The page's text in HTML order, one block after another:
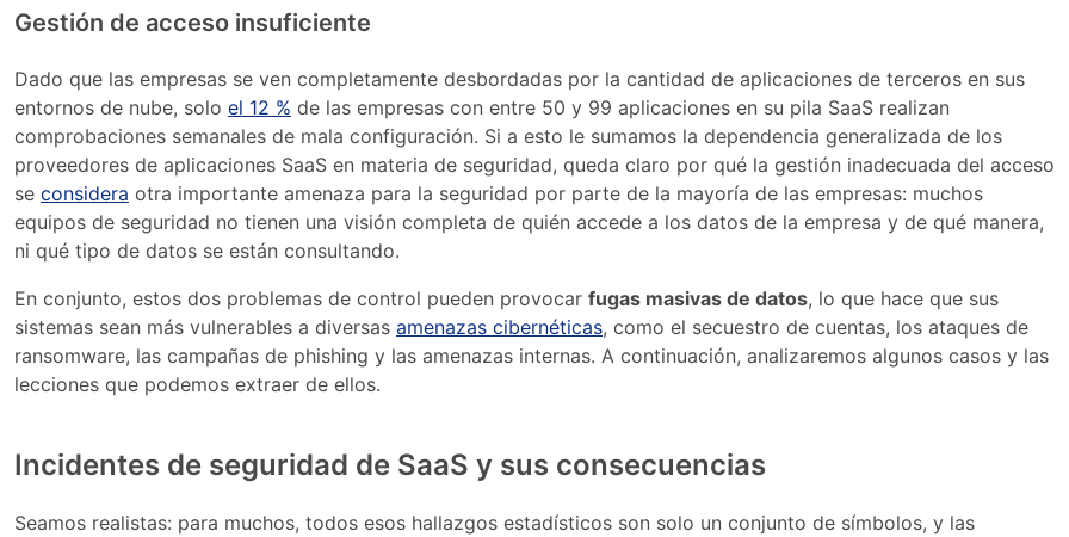
Gestión de acceso insuficiente
Dado que las empresas se ven completamente desbordadas por la cantidad de aplicaciones de terceros en sus
entornos de nube, soloel 12 % de las empresas con entre 50 y 99 aplicaciones en su pila SaaS realizan
comprobaciones semanales de mala configuración. Si a esto le sumamos la dependencia generalizada de los
proveedores de aplicaciones SaaS en materia de seguridad, queda claro por qué la gestión inadecuada del acceso
seconsidera otra importante amenaza para la seguridad por parte de la mayoría de las empresas: muchos
equipos de seguridad no tienen una visión completa de quién accede a los datos de la empresa y de qué manera,
ni qué tipo de datos se están consultando.
En conjunto, estos dos problemas de control pueden provocarfugas masivas de datos, lo que hace que sus
sistemas sean más vulnerables a diversasamenazas cibernéticas, como el secuestro de cuentas, los ataques de
ransomware, las campañas de phishing y las amenazas internas. A continuación, analizaremos algunos casos y las
lecciones que podemos extraer de ellos.
Incidentes de seguridad de SaaS y sus consecuencias
Seamos realistas: para muchos, todos esos hallazgos estadísticos son solo un conjunto de símbolos, y las